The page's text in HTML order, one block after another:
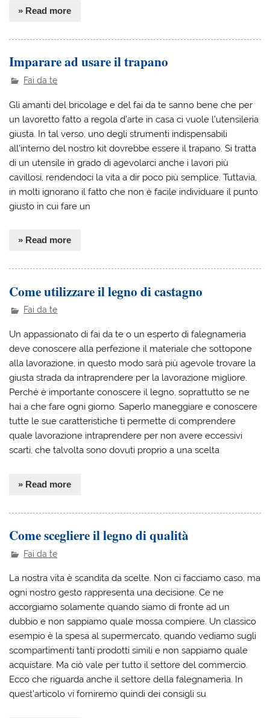
» Read more
Imparare ad usare il trapano
Fai da te
Gli amanti del bricolage e del fai da te sanno bene che per
un lavoretto fatto a regola d’arte in casa ci vuole l’utensileria
giusta. In tal verso, uno degli strumenti indispensabili
all’interno del nostro kit dovrebbe essere il trapano. Si tratta
di un utensile in grado di agevolarci anche i lavori più
cavillosi, rendendoci la vita a dir poco più semplice. Tuttavia,
in molti ignorano il fatto che non è facile individuare il punto
giusto in cui fare un
» Read more
Come utilizzare il legno di castagno
Fai da te
Un appassionato di fai da te o un esperto di falegnameria
deve conoscere alla perfezione il materiale che sottopone
alla lavorazione, in questo modo sarà più agevole trovare la
giusta strada da intraprendere per la lavorazione migliore.
Perché è importante conoscere il legno, soprattutto se ne
hai a che fare ogni giorno. Saperlo maneggiare e conoscere
tutte le sue caratteristiche ti permette di comprendere
quale lavorazione intraprendere per non avere eccessivi
scarti, che talvolta sono dovuti proprio a una scelta
» Read more
Come scegliere il legno di qualità
Fai da te
La nostra vita è scandita da scelte. Non ci facciamo caso, ma
ogni nostro gesto rappresenta una decisione. Ce ne
accorgiamo solamente quando siamo di fronte ad un
dubbio e non sappiamo quale mossa compiere. Un classico
esempio è la spesa al supermercato, quando vediamo sugli
scompartimenti tanti prodotti simili e non sappiamo quale
acquistare. Ma ciò vale per tutto il settore del commercio.
Ecco che riguarda anche il settore della falegnameria. In
quest’articolo vi forniremo quindi dei consigli su